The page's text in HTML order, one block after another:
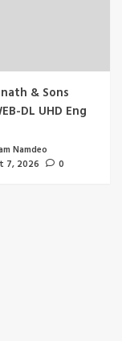
& Sons
DL UHD Eng
Namdeo
7, 2026
0